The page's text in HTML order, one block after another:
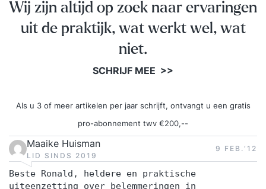
Wij zijn altijd op zoek naar ervaringen
uit de praktijk, wat werkt wel, wat
niet.
SCHRIJF MEE >>
Als u 3 of meer artikelen per jaar schrijft, ontvangt u een gratis
pro-abonnement twv €200,--
Maaike Huisman
LID SINDS 2019
9 FEB.‘12
Beste Ronald, heldere en praktische
uiteenzetting over belemmeringen in